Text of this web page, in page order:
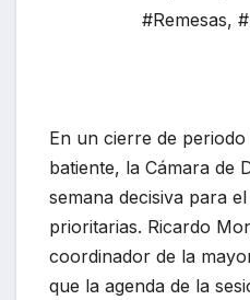
#Remesas,
En un cierre de
batiente, la Cámara de
semana decisiva para
prioritarias. Ricardo
coordinador de la
que la agenda de la